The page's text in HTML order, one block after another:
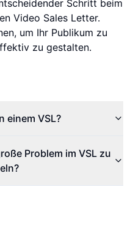
Schritt beim
Video Sales Letter.
um Ihr Publikum zu
zu gestalten.
einem VSL?
Problem im VSL zu